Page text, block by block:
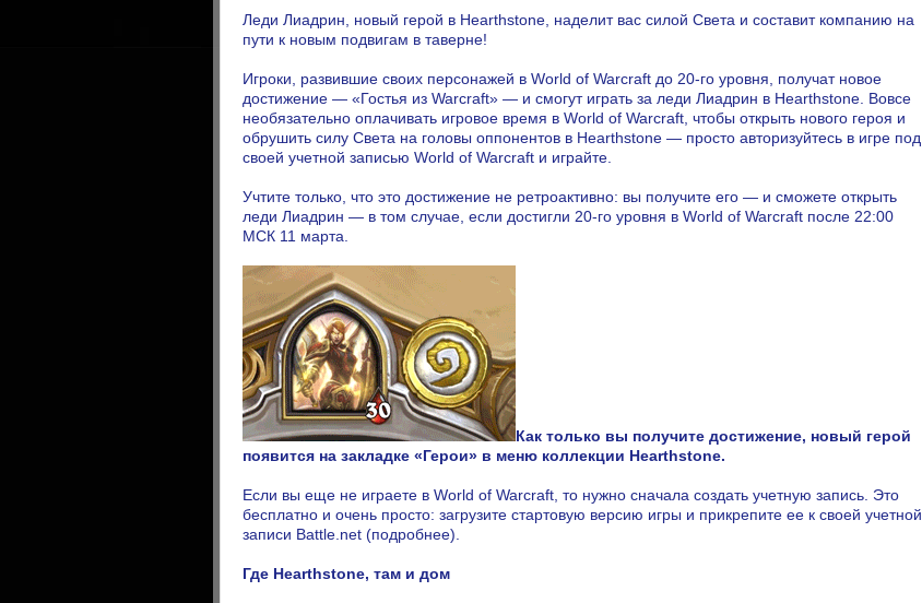
Леди Лиадрин, новый герой в Hearthstone, наделит вас силой Света и составит компанию на
пути к новым подвигам в таверне!
Игроки, развившие своих персонажей в World of Warcraft до 20-го уровня, получат новое
достижение — «Гостья из Warcraft» — и смогут играть за леди Лиадрин в Hearthstone. Вовсе
необязательно оплачивать игровое время в World of Warcraft, чтобы открыть нового героя и
обрушить силу Света на головы оппонентов в Hearthstone — просто авторизуйтесь в игре под
своей учетной записью World of Warcraft и играйте.
Учтите только, что это достижение не ретроактивно: вы получите его — и сможете открыть
леди Лиадрин — в том случае, если достигли 20-го уровня в World of Warcraft после 22:00
МСК 11 марта.
Как только вы получите достижение, новый герой
появится на закладке «Герои» в меню коллекции Hearthstone.
Если вы еще не играете в World of Warcraft, то нужно сначала создать учетную запись. Это
бесплатно и очень просто: загрузите стартовую версию игры и прикрепите ее к своей учетной
записи Battle.net (подробнее).
Где Hearthstone, там и дом